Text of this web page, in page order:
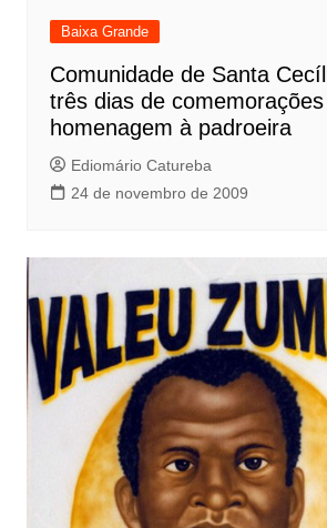
Baixa Grande
Comunidade de Santa
três dias de
homenagem à padroeira
Ediomário Catureba
24 de novembro de 2009